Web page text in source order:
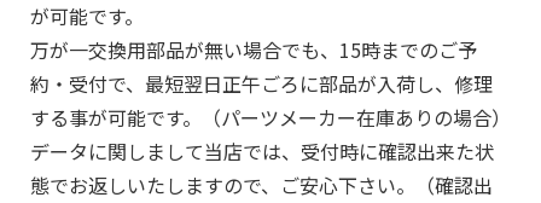
が可能です。
万が一交換用部品が無い場合でも、15時までのご予
約・受付で、最短翌日正午ごろに部品が入荷し、修理
する事が可能です。（パーツメーカー在庫ありの場合）
データに関しまして当店では、受付時に確認出来た状
態でお返しいたしますので、ご安心下さい。（確認出